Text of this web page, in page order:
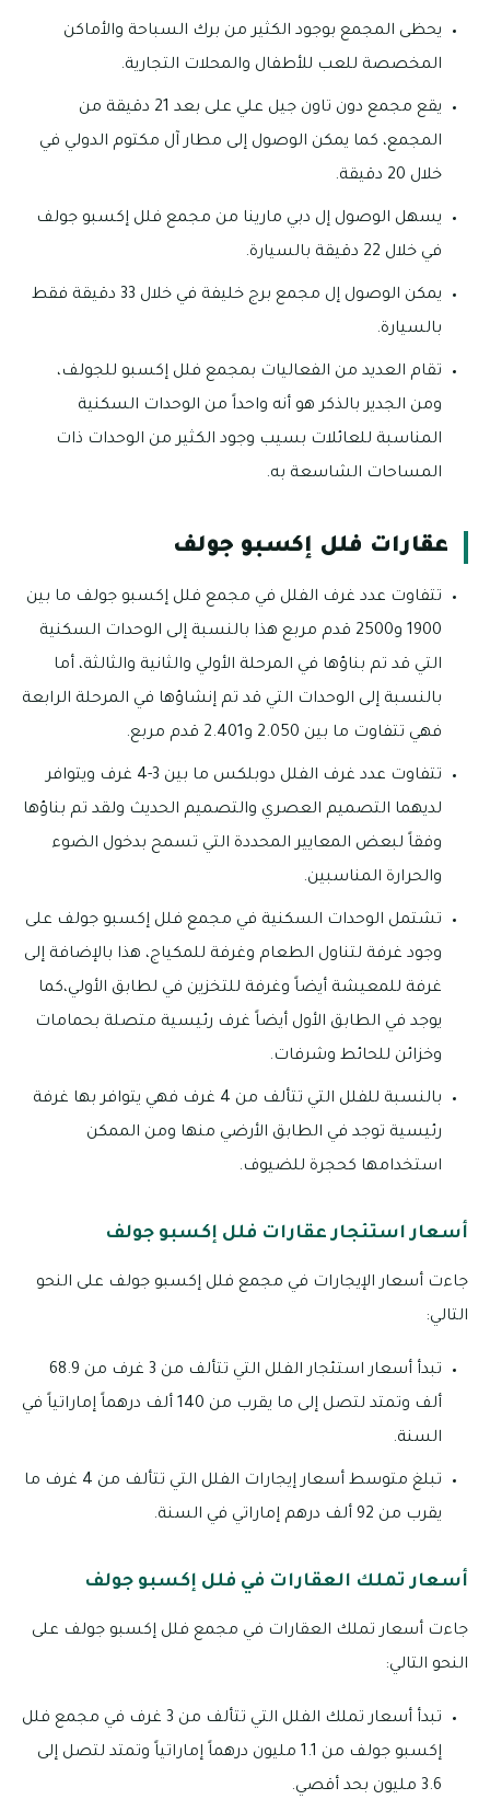
يحظى المجمع بوجود الكثير من برك السباحة والأماكن
المخصصة للعب للأطفال والمحلات التجارية.
يقع مجمع دون تاون جيل علي على بعد 21 دقيقة من
المجمع، كما يمكن الوصول إلى مطار آل مكتوم الدولي في
خلال 20 دقيقة.
يسهل الوصول إل دبي مارينا من مجمع فلل إكسبو جولف
في خلال 22 دقيقة بالسيارة.
يمكن الوصول إل مجمع برج خليفة في خلال 33 دقيقة فقط
بالسيارة.
تقام العديد من الفعاليات بمجمع فلل إكسبو للجولف،
ومن الجدير بالذكر هو أنه واحداً من الوحدات السكنية
المناسبة للعائلات بسيب وجود الكثير من الوحدات ذات
المساحات الشاسعة به.
عقارات فلل إكسبو جولف
تتفاوت عدد غرف الفلل في مجمع فلل إكسبو جولف ما بين
1900 و2500 قدم مربع هذا بالنسبة إلى الوحدات السكنية
التي قد تم بناؤها في المرحلة الأولي والثانية والثالثة، أما
بالنسبة إلى الوحدات التي قد تم إنشاؤها في المرحلة الرابعة
فهي تتفاوت ما بين 2.050 و2.401 قدم مربع.
تتفاوت عدد غرف الفلل دوبلكس ما بين 3-4 غرف ويتوافر
لديهما التصميم العصري والتصميم الحديث ولقد تم بناؤها
وفقاً لبعض المعايير المحددة التي تسمح بدخول الضوء
والحرارة المناسبين.
تشتمل الوحدات السكنية في مجمع فلل إكسبو جولف على
وجود غرفة لتناول الطعام وغرفة للمكياج، هذا بالإضافة إلى
غرفة للمعيشة أيضاً وغرفة للتخزين في لطابق الأولي،كما
يوجد في الطابق الأول أيضاً غرف رئيسية متصلة بحمامات
وخزائن للحائط وشرفات.
بالنسبة للفلل التي تتألف من 4 غرف فهي يتوافر بها غرفة
رئيسية توجد في الطابق الأرضي منها ومن الممكن
استخدامها كحجرة للضيوف.
أسعار استئجار عقارات فلل إكسبو جولف
جاءت أسعار الإيجارات في مجمع فلل إكسبو جولف على النحو
التالي:
تبدأ أسعار استئجار الفلل التي تتألف من 3 غرف من 68.9
ألف وتمتد لتصل إلى ما يقرب من 140 ألف درهماً إماراتياً في
السنة.
تبلغ متوسط أسعار إيجارات الفلل التي تتألف من 4 غرف ما
يقرب من 92 ألف درهم إماراتي في السنة.
أسعار تملك العقارات في فلل إكسبو جولف
جاءت أسعار تملك العقارات في مجمع فلل إكسبو جولف على
النحو التالي:
تبدأ أسعار تملك الفلل التي تتألف من 3 غرف في مجمع فلل
إكسبو جولف من 1.1 مليون درهماً إماراتياً وتمتد لتصل إلى
3.6 مليون بحد أقصي.